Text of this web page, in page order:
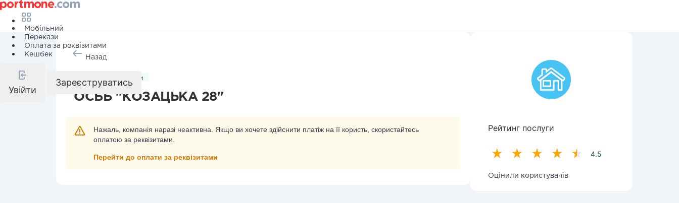
Мобільний
Перекази
Оплата за реквізитами
Кешбек
Увійти
Зареєструватись
Назад
Комунальні послуги
ОСББ "КОЗАЦЬКА 28"
Нажаль, компанія наразі неактивна. Якщо ви хочете здійснити платіж на її користь, скористайтесь
оплатою за реквізитами.
Перейти до оплати за реквізитами
Рейтинг послуги
4.5
Оцінили користувачів